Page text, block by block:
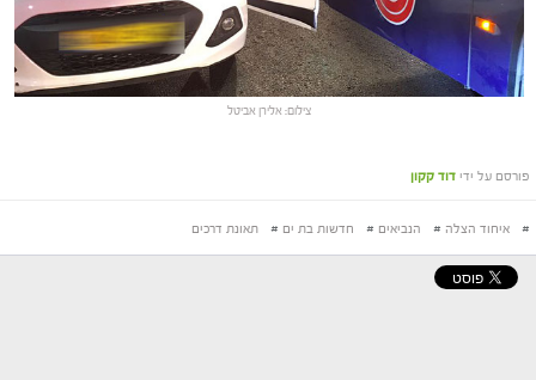
צילום: אלירן אביטל
פורסם על ידי דוד קקון
# איחוד הצלה # הנביאים # חדשות בת ים # תאונת דרכים